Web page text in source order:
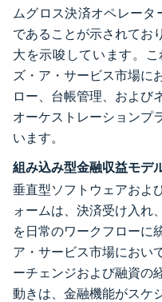
ムグロス決済オペレータ
であることが示されてお
大を示唆しています。
ズ・ア・サービス市場に
ロー、台帳管理、および
オーケストレーションプ
います。
組み込み型金融収益モデ
垂直型ソフトウェアおよ
ォームは、決済受け入れ
を日常のワークフローに
ア・サービス市場におい
ーチェンジおよび融資の
動きは、金融機能がスケ